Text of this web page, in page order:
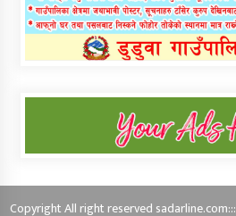
Copyright All right reserved sadarline.com:::